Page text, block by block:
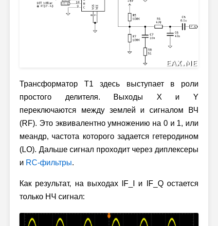
Трансформатор T1 здесь выступает в роли
простого делителя. Выходы X и Y
переключаются между землей и сигналом ВЧ
(RF). Это эквивалентно умножению на 0 и 1, или
меандр, частота которого задается гетеродином
(LO). Дальше сигнал проходит через диплексеры
и RC-фильтры.
Как результат, на выходах IF_I и IF_Q остается
только НЧ сигнал: